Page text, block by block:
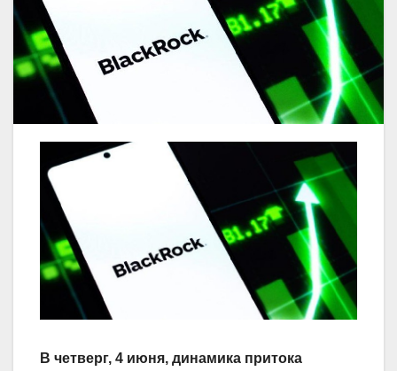
В четверг, 4 июня, динамика притока